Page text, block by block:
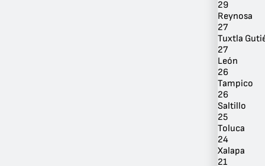
29
Reynosa
27
Tuxtla
27
León
26
Tampico
26
Saltillo
25
Toluca
24
Xalapa
21